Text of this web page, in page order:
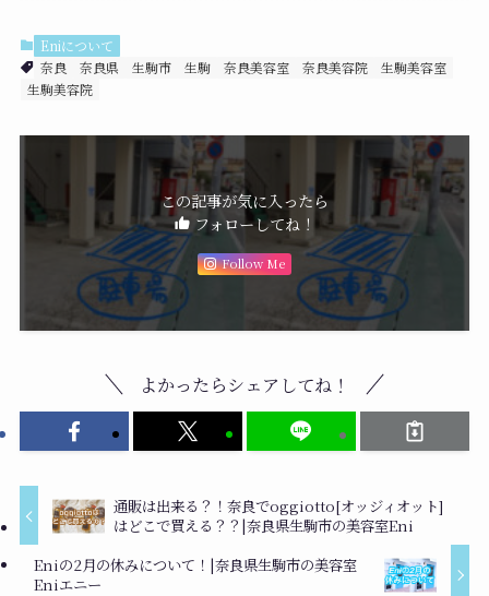
Eniについて
奈良
奈良県 生駒市 生駒 奈良美容室 奈良美容院
生駒美容室
生駒美容院
この記事が気に入ったら
フォローしてね！
Follow Me
よかったらシェアしてね！
通販は出来る？！奈良でoggiotto[オッジィオット]
はどこで買える？？|奈良県生駒市の美容室Eni
Eniの2月の休みについて！|奈良県生駒市の美容室
Eniエニー